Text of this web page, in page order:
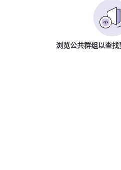
浏览公共群组以查找